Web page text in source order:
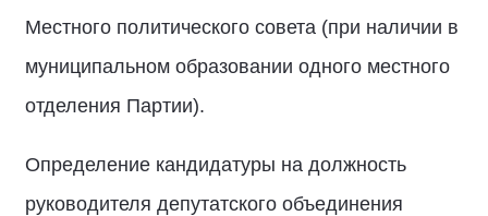
Местного политического совета (при наличии в
муниципальном образовании одного местного
отделения Партии).
Определение кандидатуры на должность
руководителя депутатского объединения